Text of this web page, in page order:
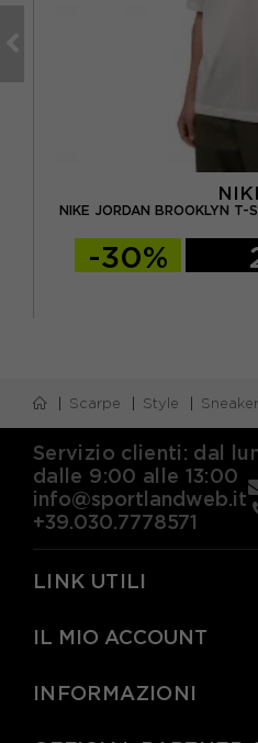
NIKE JORDAN BROOKLYN T-
-30%
Scarpe Style
Servizio clienti: dal
dalle 9:00 alle 13:00
info@sportlandweb.it
+39.030.7778571
LINK UTILI
IL MIO ACCOUNT
INFORMAZIONI